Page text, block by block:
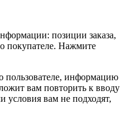
позиции заказа,
покупателе. Нажмите
пользователе, информацию
вам повторить к вводу
условия вам не подходят,